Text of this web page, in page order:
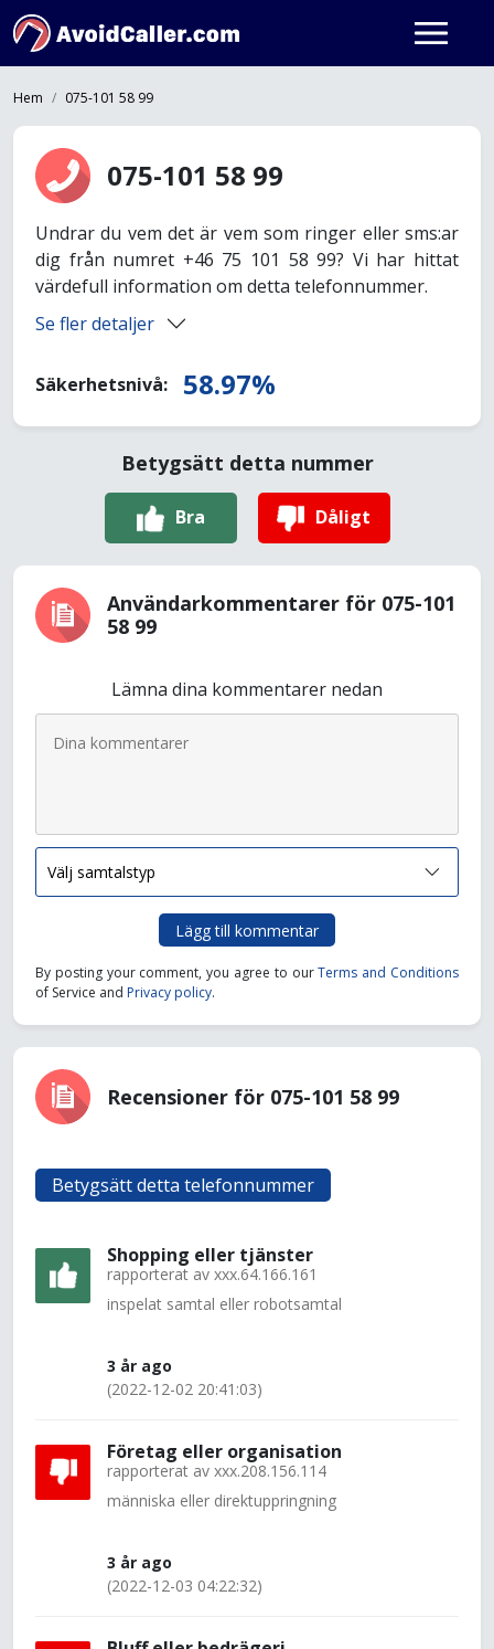
Hem 075-101 58 99
075-101 58 99
Undrar du vem det är vem som ringer eller sms:ar
dig från numret +46 75 101 58 99? Vi har hittat
värdefull information om detta telefonnummer.
Se fler detaljer
Säkerhetsnivå: 58.97%
Betygsätt detta nummer
Bra Dåligt
Användarkommentarer för 075-101
58 99
Lämna dina kommentarer nedan
Lägg till kommentar
By posting your comment, you agree to ourTerms and Conditions
of Service and Privacy policy.
Recensioner för 075-101 58 99
Betygsätt detta telefonnummer
Shopping eller tjänster
rapporterat av xxx.64.166.161
inspelat samtal eller robotsamtal
3 år ago
(2022-12-02 20:41:03)
Företag eller organisation
rapporterat av xxx.208.156.114
människa eller direktuppringning
3 år ago
(2022-12-03 04:22:32)